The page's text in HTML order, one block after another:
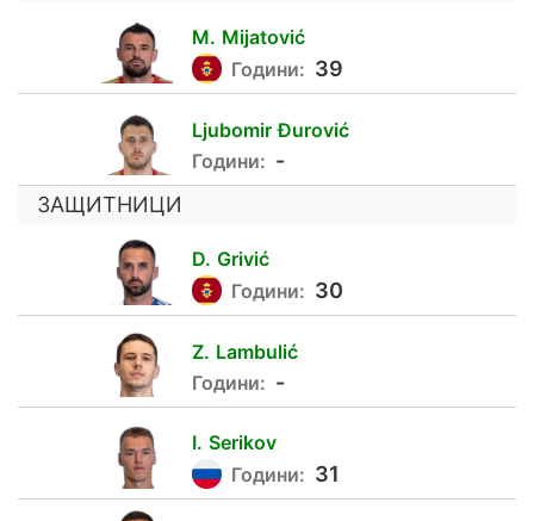
M. Mijatović
Години: 39
Ljubomir Đurović
Години: -
ЗАЩИТНИЦИ
D. Grivić
Години: 30
Z. Lambulić
Години: -
I. Serikov
Години: 31